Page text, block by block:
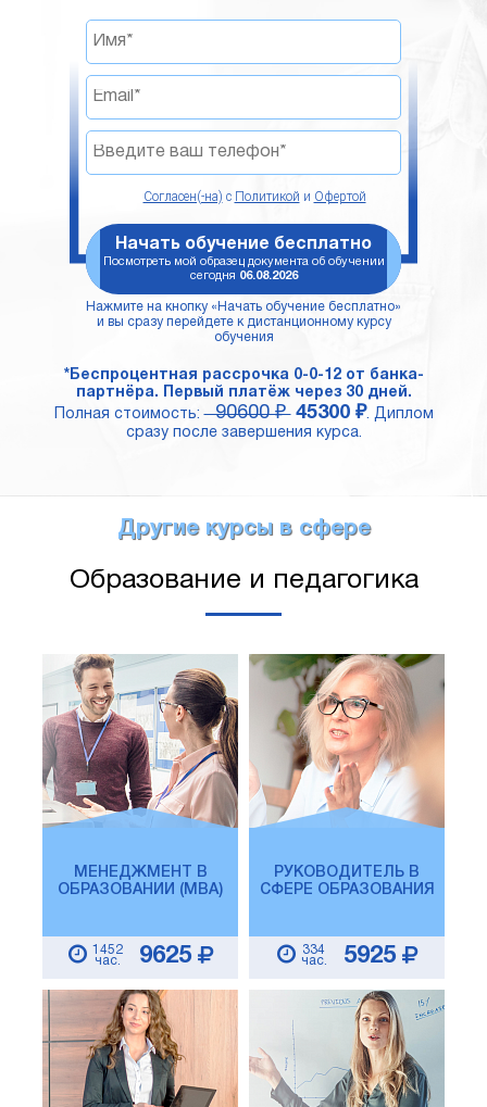
Согласен(-на) с Политикой и Офертой
Начать обучение бесплатно
Посмотреть мой образец документа об обучении
сегодня 06.08.2026
Нажмите на кнопку «Начать обучение бесплатно»
и вы сразу перейдете к дистанционному курсу
обучения
*Беспроцентная рассрочка 0-0-12 от банка-
партнёра. Первый платёж через 30 дней.
Полная стоимость:90600 ₽ 45300 ₽. Диплом
сразу после завершения курса.
Другие курсы в сфере
Образование и педагогика
МЕНЕДЖМЕНТ В
ОБРАЗОВАНИИ (MBA)
1452
час.
9625
РУКОВОДИТЕЛЬ В
СФЕРЕ ОБРАЗОВАНИЯ
334
час.
5925